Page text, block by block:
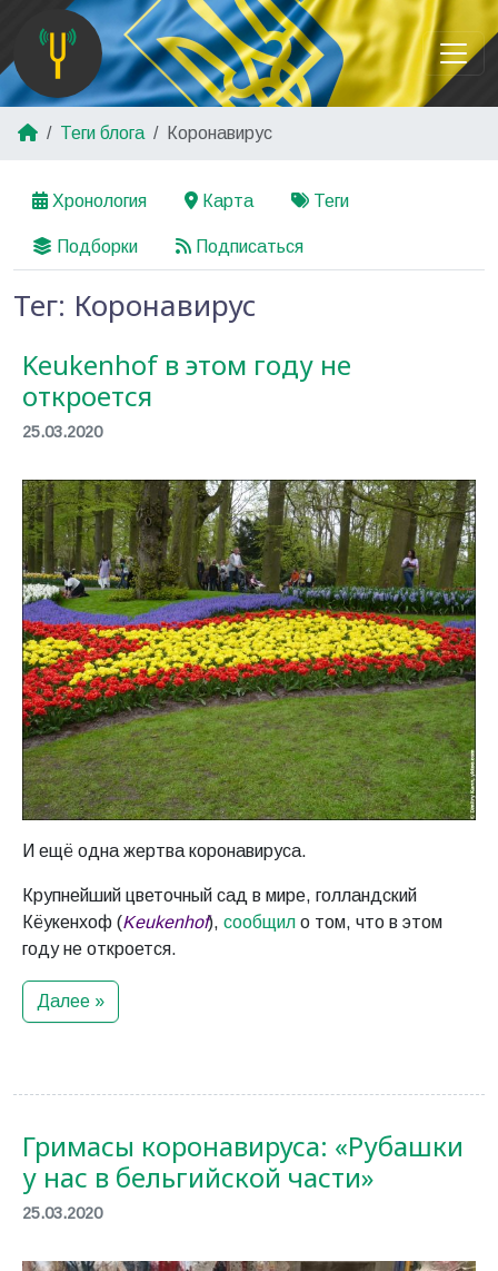
Теги блога Коронавирус
Хронология Карта Теги
Подборки Подписаться
Тег: Коронавирус
Keukenhof в этом году не
откроется
25.03.2020
И ещё одна жертва коронавируса.
Крупнейший цветочный сад в мире, голландский
Кёукенхоф (Keukenhof), сообщил о том, что в этом
году не откроется.
Далее »
Гримасы коронавируса: «Рубашки
у нас в бельгийской части»
25.03.2020